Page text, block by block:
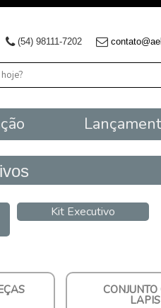
(54) 98111-7202
Kit Executivo